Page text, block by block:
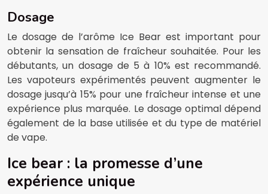
Dosage
Le dosage de l’arôme Ice Bear est important pour
obtenir la sensation de fraîcheur souhaitée. Pour les
débutants, un dosage de 5 à 10% est recommandé.
Les vapoteurs expérimentés peuvent augmenter le
dosage jusqu’à 15% pour une fraîcheur intense et une
expérience plus marquée. Le dosage optimal dépend
également de la base utilisée et du type de matériel
de vape.
Ice bear : la promesse d’une
expérience unique